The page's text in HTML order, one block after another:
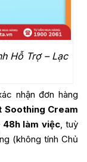
Hỗ Trợ – Lạc
nhận đơn hàng
Soothing Cream
48h làm việc, tuỳ
(không tính Chủ